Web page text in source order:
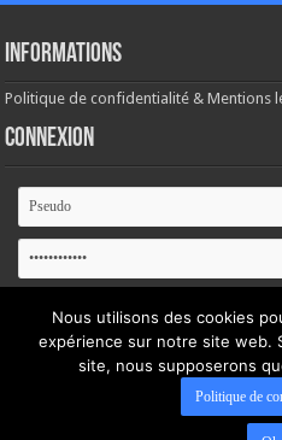
Informations
Politique de confidentialité & Mentions
Connexion
Se souvenir de
Mot de passe oublié ?
Nous utilisons des cookies
expérience sur notre site web.
site, nous supposerons
Politique de